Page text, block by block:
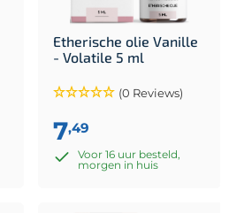
Etherische olie Vanille
- Volatile 5 ml
(0 Reviews)
7,49
Voor 16 uur besteld,
morgen in huis